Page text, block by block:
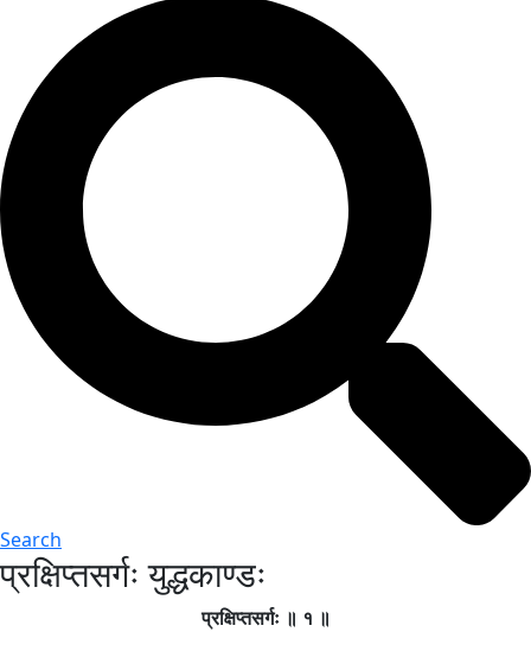
Search
प्रक्षिप्तसर्गः युद्धकाण्डः
प्रक्षिप्तसर्गः ॥ १ ॥